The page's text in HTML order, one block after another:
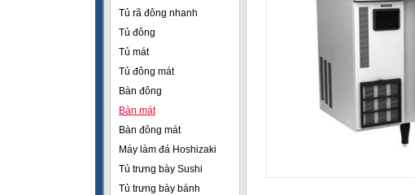
Tủ rã đông nhanh
Tủ đông
Tủ mát
Tủ đông mát
Bàn đông
Bàn mát
Bàn đông mát
Máy làm đá Hoshizaki
Tủ trưng bày Sushi
Tủ trưng bày bánh